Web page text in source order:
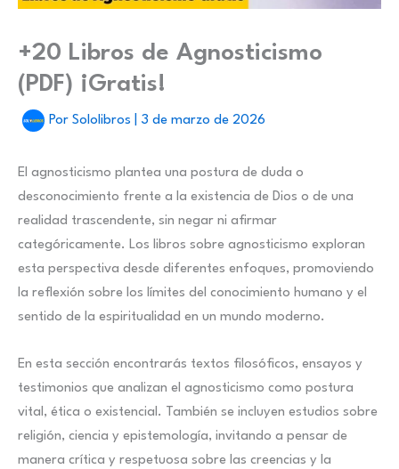
+20 Libros de Agnosticismo
(PDF) ¡Gratis!
Por Sololibros 3 de marzo de 2026
El agnosticismo plantea una postura de duda o
desconocimiento frente a la existencia de Dios o de una
realidad trascendente, sin negar ni afirmar
categóricamente. Los libros sobre agnosticismo exploran
esta perspectiva desde diferentes enfoques, promoviendo
la reflexión sobre los límites del conocimiento humano y el
sentido de la espiritualidad en un mundo moderno.
En esta sección encontrarás textos filosóficos, ensayos y
testimonios que analizan el agnosticismo como postura
vital, ética o existencial. También se incluyen estudios sobre
religión, ciencia y epistemología, invitando a pensar de
manera crítica y respetuosa sobre las creencias y la